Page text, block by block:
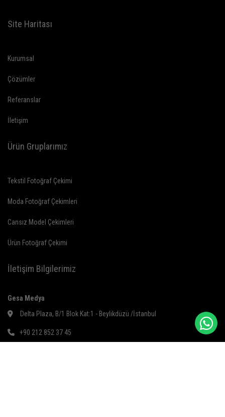
Site Haritası
Kurumsal
Çözümler
Referanslar
İletişim
Ürün Gruplarımız
Tekstil Fotoğraf Çekimi
Moda Fotoğraf Çekimleri
Cansız Model Çekimleri
Ürün Fotoğraf Çekimi
İletişim Bilgilerimiz
Gesa Medya
Delta Plaza, B/1 Blok Kat:1 - Beylikdüzü /İstanbul
+90 212 852 37 45